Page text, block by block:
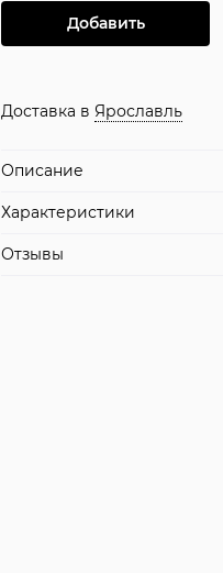
Добавить
Доставка в Ярославль
Описание
Характеристики
Отзывы